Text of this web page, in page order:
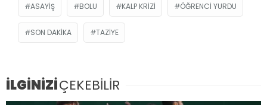
ASAYIŞ BOLU KALP KRIZI ÖĞRENCI YURDU
SON DAKIKA TAZIYE
İLGİNİZİÇEKEBİLİR